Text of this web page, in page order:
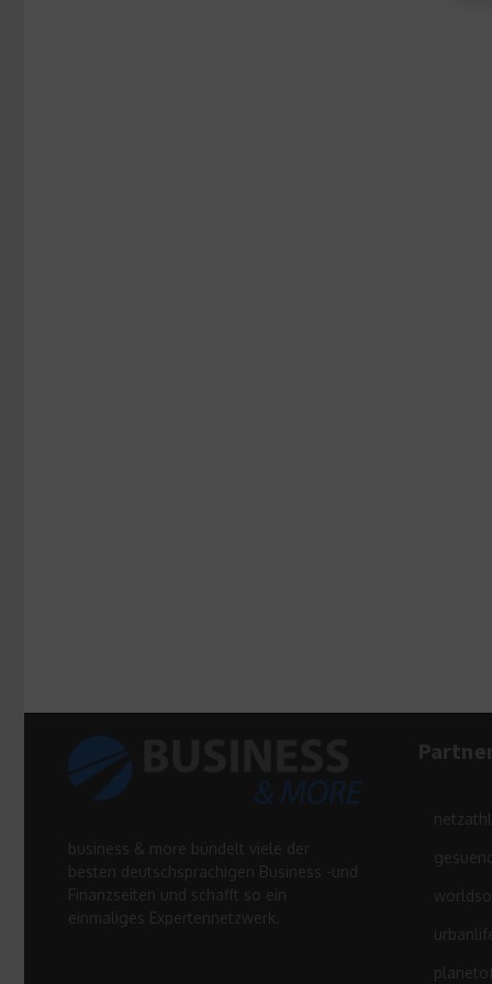
business & more bündelt viele der
besten deutschsprachigen Business -und
Finanzseiten und schafft so ein
einmaliges Expertennetzwerk.